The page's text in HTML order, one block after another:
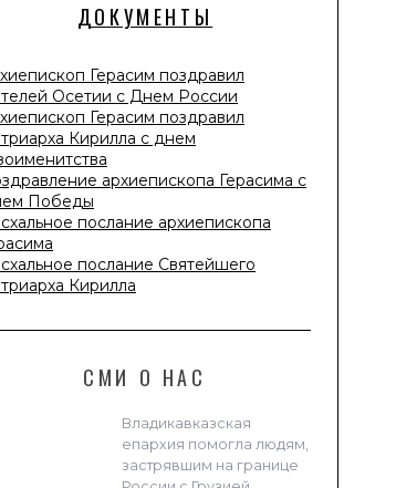
ДОКУМЕНТЫ
Герасим поздравил
Осетии с Днем России
Герасим поздравил
Кирилла с днем
архиепископа Герасима с
Победы
послание архиепископа
послание Святейшего
Кирилла
СМИ О НАС
Владикавказская
епархия помогла людям,
застрявшим на границе